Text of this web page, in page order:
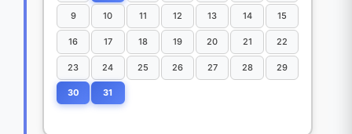
9 10 11 12 13 14 15
16 17 18 19 20 21 22
23 24 25 26 27 28 29
30 31